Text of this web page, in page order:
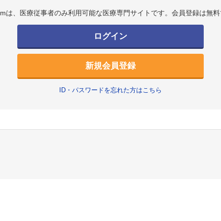
は、医療従事者のみ利用可能な医療専門サイトです。会員登録は無
ログイン
新規会員登録
ID・パスワードを忘れた方はこちら